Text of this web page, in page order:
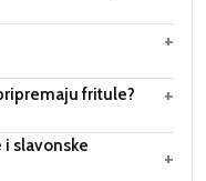
+
fritule? +
slavonske
+